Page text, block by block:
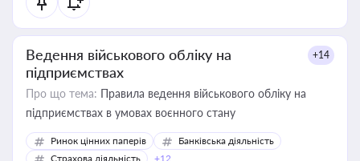
Ведення військового обліку на
підприємствах
+14
Про що тема: Правила ведення військового обліку на
підприємствах в умовах воєнного стану
Ринок цінних паперів
Банківська діяльність
Страхова діяльність
+12